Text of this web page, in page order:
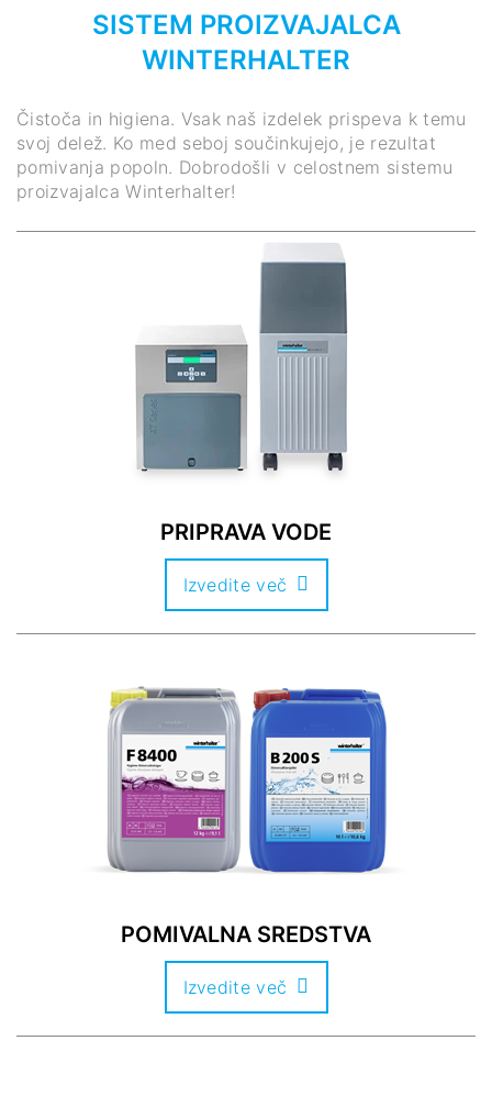
SISTEM PROIZVAJALCA
WINTERHALTER
Čistoča in higiena. Vsak naš izdelek prispeva k temu
svoj delež. Ko med seboj součinkujejo, je rezultat
pomivanja popoln. Dobrodošli v celostnem sistemu
proizvajalca Winterhalter!
PRIPRAVA VODE
Izvedite več
POMIVALNA SREDSTVA
Izvedite več